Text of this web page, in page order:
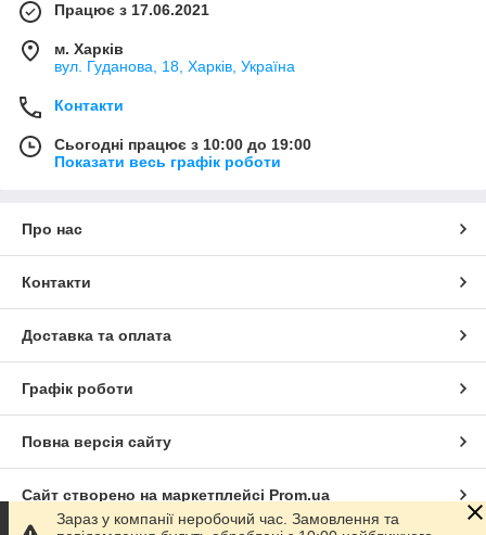
Працює з 17.06.2021
м. Харків
вул. Гуданова, 18, Харків, Україна
Контакти
Сьогодні працює з 10:00 до 19:00
Показати весь графік роботи
Про нас
Контакти
Доставка та оплата
Графік роботи
Повна версія сайту
Сайт створено на маркетплейсі Prom.ua
Зараз у компанії неробочий час. Замовлення та